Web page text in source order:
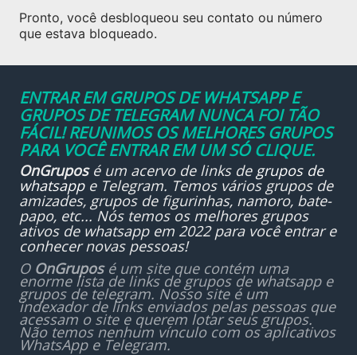
Pronto, você desbloqueou seu contato ou número
que estava bloqueado.
ENTRAR EM GRUPOS DE WHATSAPP E
GRUPOS DE TELEGRAM NUNCA FOI TÃO
FÁCIL! REUNIMOS OS MELHORES GRUPOS
PARA VOCÊ ENTRAR EM UM SÓ CLIQUE.
OnGruposé um acervo de links de grupos de
whatsappe Telegram. Temos vários grupos de
amizades, grupos de figurinhas, namoro, bate-
papo, etc... Nós temos os melhores grupos
ativos de whatsapp em 2022 para você entrar e
conhecer novas pessoas!
O OnGruposé um site que contém uma
enorme lista de links de grupos de whatsapp e
grupos de telegram. Nosso site é um
indexador de links enviados pelas pessoas que
acessam o site e querem lotar seus grupos.
Não temos nenhum vínculo com os aplicativos
WhatsApp e Telegram.